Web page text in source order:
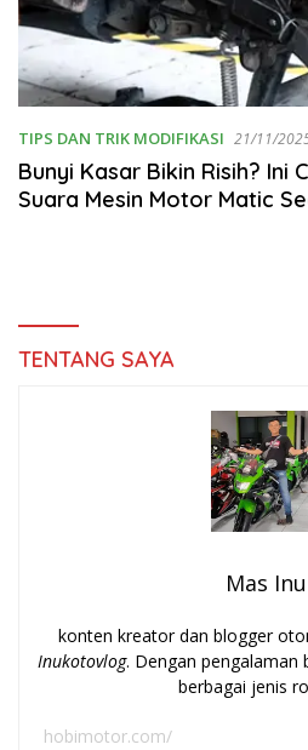
TIPS DAN TRIK MODIFIKASI 21/11/
Bunyi Kasar Bikin Risih? Ini
Suara Mesin Motor Matic
TENTANG SAYA
Mas
konten kreator dan blogger
Inukotovlog. Dengan pengalaman
berbagai jenis
hobimotor.com/